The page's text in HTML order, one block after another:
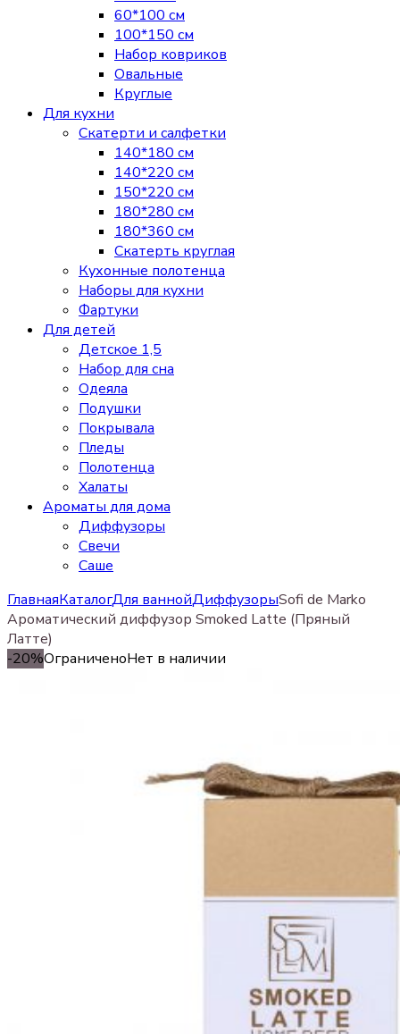
60*100 см
100*150 см
Набор ковриков
Овальные
Круглые
Для кухни
Скатерти и салфетки
140*180 см
140*220 см
150*220 см
180*280 см
180*360 см
Скатерть круглая
Кухонные полотенца
Наборы для кухни
Фартуки
Для детей
Детское 1,5
Набор для сна
Одеяла
Подушки
Покрывала
Пледы
Полотенца
Халаты
Ароматы для дома
Диффузоры
Свечи
Cаше
ГлавнаяКаталогДля ваннойДиффузорыSofi de Marko
Ароматический диффузор Smoked Latte (Пряный
Латте)
-20%ОграниченоНет в наличии